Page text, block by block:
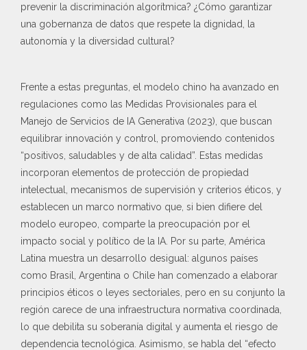
prevenir la discriminación algorítmica? ¿Cómo garantizar
una gobernanza de datos que respete la dignidad, la
autonomía y la diversidad cultural?
Frente a estas preguntas, el modelo chino ha avanzado en
regulaciones como las Medidas Provisionales para el
Manejo de Servicios de IA Generativa (2023), que buscan
equilibrar innovación y control, promoviendo contenidos
“positivos, saludables y de alta calidad”. Estas medidas
incorporan elementos de protección de propiedad
intelectual, mecanismos de supervisión y criterios éticos, y
establecen un marco normativo que, si bien difiere del
modelo europeo, comparte la preocupación por el
impacto social y político de la IA. Por su parte, América
Latina muestra un desarrollo desigual: algunos países
como Brasil, Argentina o Chile han comenzado a elaborar
principios éticos o leyes sectoriales, pero en su conjunto la
región carece de una infraestructura normativa coordinada,
lo que debilita su soberanía digital y aumenta el riesgo de
dependencia tecnológica. Asimismo, se habla del “efecto